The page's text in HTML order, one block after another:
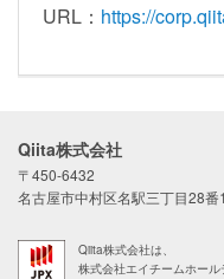
URL： https://
Qiita株式会社
〒450-6432
名古屋市中村区名駅三丁目28
Qiita株式会社は、
株式会社エイチームホー